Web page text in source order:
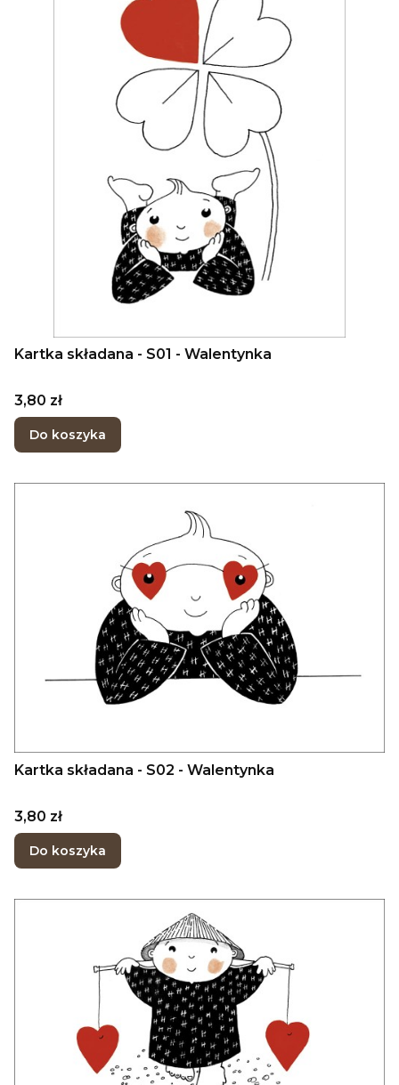
Kartka składana - S01 - Walentynka
Cena
3,80 zł
Do koszyka
Kartka składana - S02 - Walentynka
Cena
3,80 zł
Do koszyka